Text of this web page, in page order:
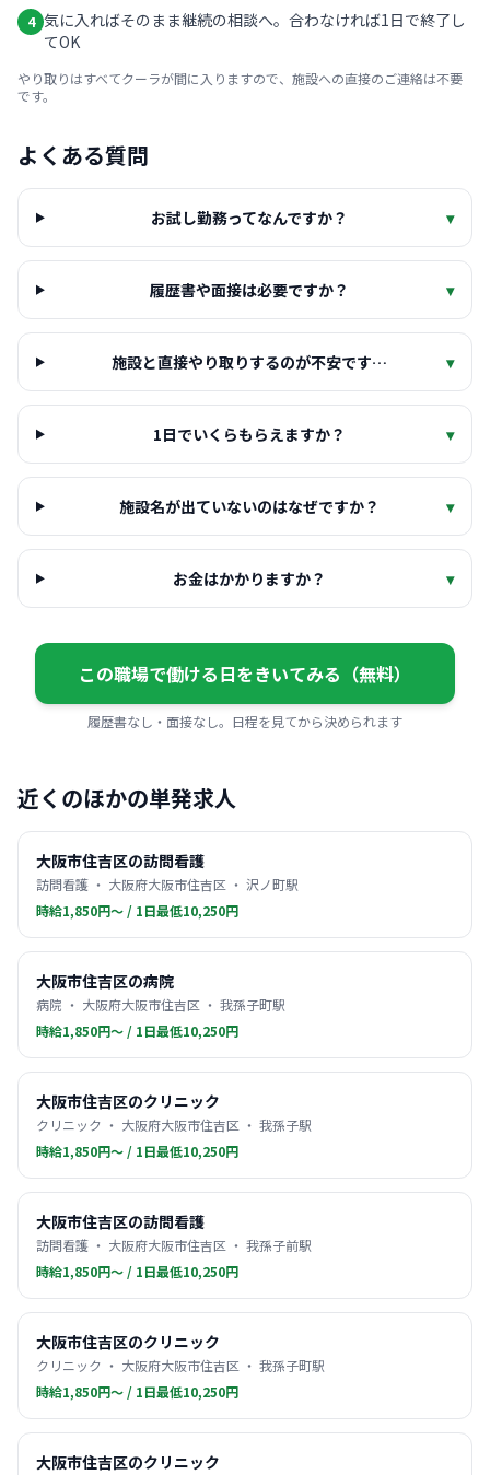
4 気に入ればそのまま継続の相談へ。合わなければ1日で終了し
てOK
やり取りはすべてクーラが間に入りますので、施設への直接のご連絡は不要
です。
よくある質問
お試し勤務ってなんですか？ ▾
履歴書や面接は必要ですか？ ▾
施設と直接やり取りするのが不安です… ▾
1日でいくらもらえますか？ ▾
施設名が出ていないのはなぜですか？ ▾
お金はかかりますか？ ▾
この職場で働ける日をきいてみる（無料）
履歴書なし・面接なし。日程を見てから決められます
近くのほかの単発求人
大阪市住吉区の訪問看護
訪問看護 ・ 大阪府大阪市住吉区 ・ 沢ノ町駅
時給1,850円〜 / 1日最低10,250円
大阪市住吉区の病院
病院 ・ 大阪府大阪市住吉区 ・ 我孫子町駅
時給1,850円〜 / 1日最低10,250円
大阪市住吉区のクリニック
クリニック ・ 大阪府大阪市住吉区 ・ 我孫子駅
時給1,850円〜 / 1日最低10,250円
大阪市住吉区の訪問看護
訪問看護 ・ 大阪府大阪市住吉区 ・ 我孫子前駅
時給1,850円〜 / 1日最低10,250円
大阪市住吉区のクリニック
クリニック ・ 大阪府大阪市住吉区 ・ 我孫子町駅
時給1,850円〜 / 1日最低10,250円
大阪市住吉区のクリニック